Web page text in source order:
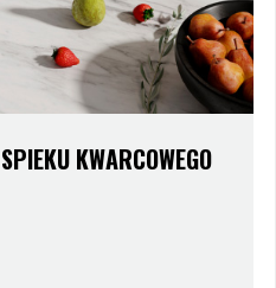
KWARCOWEGO